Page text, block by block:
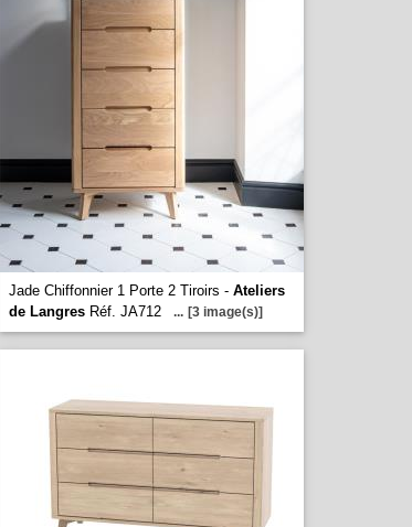
Jade Chiffonnier 1 Porte 2 Tiroirs - Ateliers
de Langres Réf. JA712 ... [3 image(s)]